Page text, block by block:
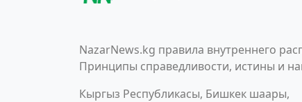
NazarNews.kg правила внутреннего
Принципы справедливости, истины и
Кыргыз Республикасы, Бишкек шаары,